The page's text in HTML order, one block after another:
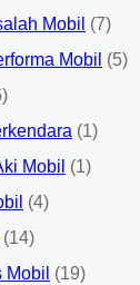
Mobil (7)
Mobil (5)
(1)
Mobil (1)
(4)
(14)
(19)